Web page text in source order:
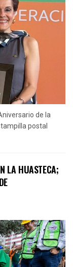
de la
postal
LA HUASTECA;